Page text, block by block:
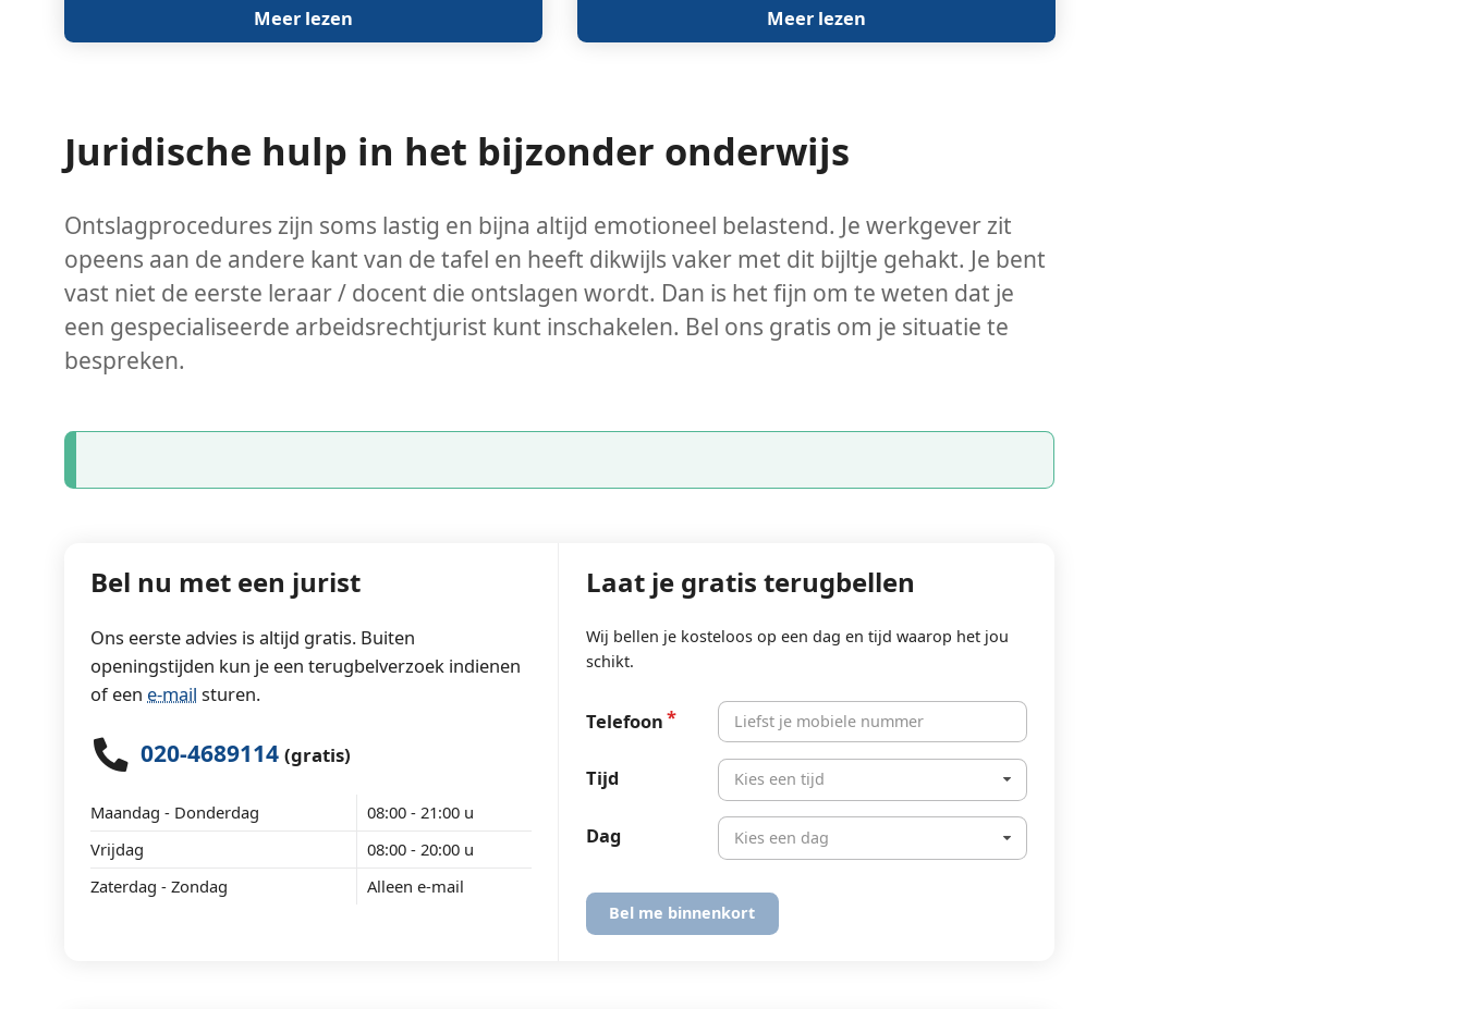
Meer lezen Meer lezen
Juridische hulp in het bijzonder onderwijs
Ontslagprocedures zijn soms lastig en bijna altijd emotioneel belastend. Je werkgever zit
opeens aan de andere kant van de tafel en heeft dikwijls vaker met dit bijltje gehakt. Je bent
vast niet de eerste leraar / docent die ontslagen wordt. Dan is het fijn om te weten dat je
een gespecialiseerde arbeidsrechtjurist kunt inschakelen. Bel ons gratis om je situatie te
bespreken.
Bel nu met een jurist
Ons eerste advies is altijd gratis. Buiten
openingstijden kun je een terugbelverzoek indienen
of een e-mail sturen.
020-4689114 (gratis)
Maandag - Donderdag
08:00 - 21:00 u
Vrijdag
08:00 - 20:00 u
Zaterdag - Zondag
Alleen e-mail
Laat je gratis terugbellen
Wij bellen je kosteloos op een dag en tijd waarop het jou
schikt.
Telefoon
Tijd Kies een tijd
Dag Kies een dag